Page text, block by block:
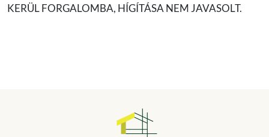
KERÜL FORGALOMBA, HÍGÍTÁSA NEM JAVASOLT.